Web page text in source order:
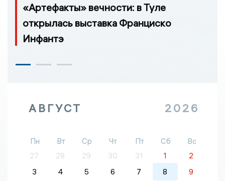
«Артефакты» вечности: в Туле
открылась выставка Франциско
Инфантэ
АВГУСТ 2026
Пн Вт Ср Чт Пт Сб
Вс
27
28 29 30 31 1
2
3
4 5 6 7 8
9